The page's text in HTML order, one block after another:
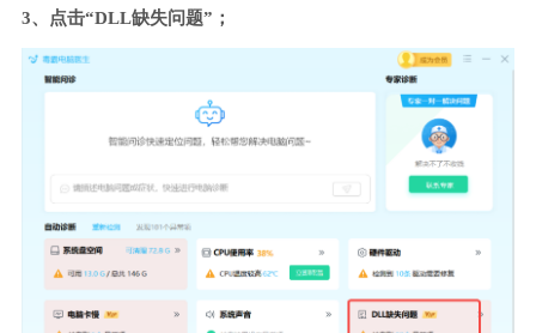
3、点击“DLL缺失问题”；